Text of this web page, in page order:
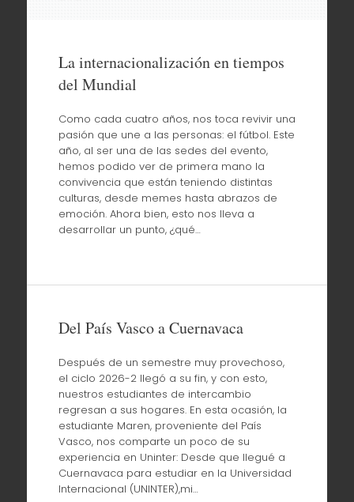
La internacionalización en tiempos
del Mundial
Como cada cuatro años, nos toca revivir una
pasión que une a las personas: el fútbol. Este
año, al ser una de las sedes del evento,
hemos podido ver de primera mano la
convivencia que están teniendo distintas
culturas, desde memes hasta abrazos de
emoción. Ahora bien, esto nos lleva a
desarrollar un punto, ¿qué…
Del País Vasco a Cuernavaca
Después de un semestre muy provechoso,
el ciclo 2026-2 llegó a su fin, y con esto,
nuestros estudiantes de intercambio
regresan a sus hogares. En esta ocasión, la
estudiante Maren, proveniente del País
Vasco, nos comparte un poco de su
experiencia en Uninter: Desde que llegué a
Cuernavaca para estudiar en la Universidad
Internacional (UNINTER),mi…